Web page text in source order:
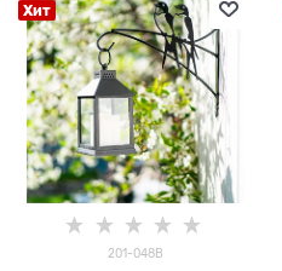
Хит
201-048B